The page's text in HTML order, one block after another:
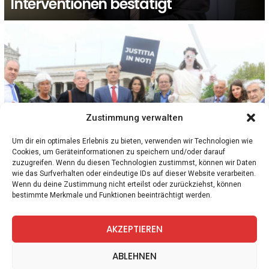
Zustimmung verwalten
Um dir ein optimales Erlebnis zu bieten, verwenden wir Technologien wie
Cookies, um Geräteinformationen zu speichern und/oder darauf
zuzugreifen. Wenn du diesen Technologien zustimmst, können wir Daten
wie das Surfverhalten oder eindeutige IDs auf dieser Website verarbeiten.
Wenn du deine Zustimmung nicht erteilst oder zurückziehst, können
bestimmte Merkmale und Funktionen beeinträchtigt werden.
AKZEPTIEREN
ABLEHNEN
1 Kommentar
ÖSTERREICH
Nach ÖVP-Skandalen: 307.620 Menschen
unterschreiben Volksbegehren gegen
Korruption in Österreich
twitter